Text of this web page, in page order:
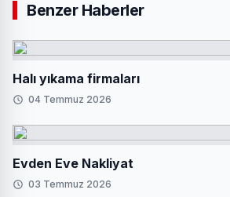
Benzer Haberler
Halı yıkama firmaları
04 Temmuz 2026
Evden Eve Nakliyat
03 Temmuz 2026